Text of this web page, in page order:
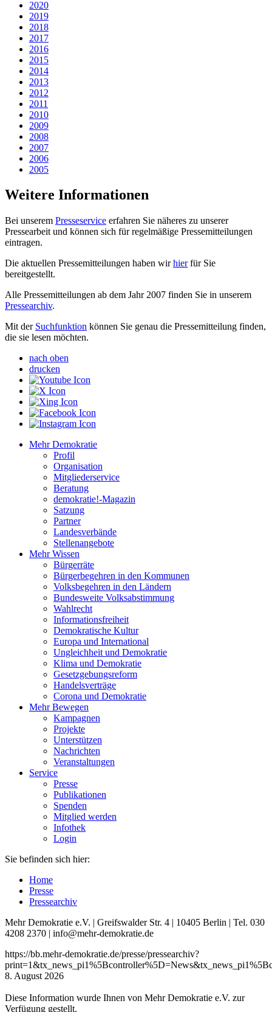
2020
2019
2018
2017
2016
2015
2014
2013
2012
2011
2010
2009
2008
2007
2006
2005
Weitere Informationen
Bei unserem Presseservice erfahren Sie näheres zu unserer
Pressearbeit und können sich für regelmäßige Pressemitteilungen
eintragen.
Die aktuellen Pressemitteilungen haben wirhierfür Sie
bereitgestellt.
Alle Pressemitteilungen ab dem Jahr 2007 finden Sie in unserem
Pressearchiv.
Mit der Suchfunktion können Sie genau die Pressemitteilung finden,
die sie lesen möchten.
nach oben
drucken
Mehr Demokratie
Profil
Organisation
Mitgliederservice
Beratung
demokratie!-Magazin
Satzung
Partner
Landesverbände
Stellenangebote
Mehr Wissen
Bürgerräte
Bürgerbegehren in den Kommunen
Volksbegehren in den Ländern
Bundesweite Volksabstimmung
Wahlrecht
Informationsfreiheit
Demokratische Kultur
Europa und International
Ungleichheit und Demokratie
Klima und Demokratie
Gesetzgebungsreform
Handelsverträge
Corona und Demokratie
Mehr Bewegen
Kampagnen
Projekte
Unterstützen
Nachrichten
Veranstaltungen
Service
Presse
Publikationen
Spenden
Mitglied werden
Infothek
Login
Sie befinden sich hier:
Home
Presse
Pressearchiv
Mehr Demokratie e.V. | Greifswalder Str. 4 | 10405 Berlin | Tel. 030
4208 2370 | info@mehr-demokratie.de
https://bb.mehr-demokratie.de/presse/pressearchiv?
8. August 2026
Diese Information wurde Ihnen von Mehr Demokratie e.V. zur
Verfügung gestellt.